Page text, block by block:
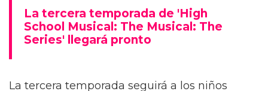
La tercera temporada de 'High
School Musical: The Musical: The
Series' llegará pronto
La tercera temporada seguirá a los niños